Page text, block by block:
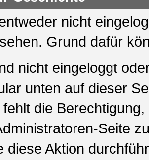
nicht
Grund dafür
nicht eingeloggt
unten auf dieser
fehlt die
Seite
diese Aktion